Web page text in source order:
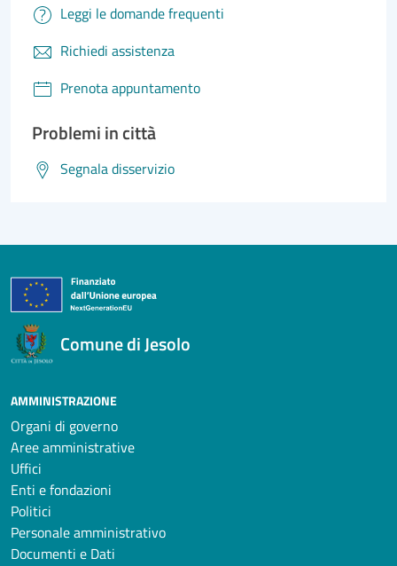
Leggi le domande frequenti
Richiedi assistenza
Prenota appuntamento
Problemi in città
Segnala disservizio
Comune di Jesolo
AMMINISTRAZIONE
Organi di governo
Aree amministrative
Uffici
Enti e fondazioni
Politici
Personale amministrativo
Documenti e Dati